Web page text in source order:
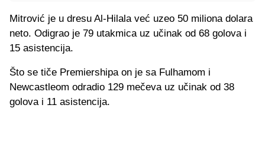
Mitrović je u dresu Al-Hilala već uzeo 50 miliona dolara
neto. Odigrao je 79 utakmica uz učinak od 68 golova i
15 asistencija.
Što se tiče Premiershipa on je sa Fulhamom i
Newcastleom odradio 129 mečeva uz učinak od 38
golova i 11 asistencija.